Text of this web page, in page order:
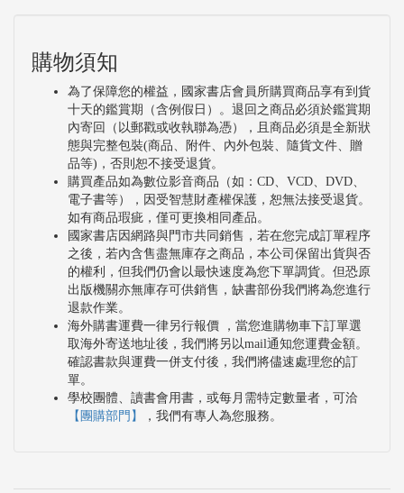
購物須知
為了保障您的權益，國家書店會員所購買商品享有到貨
十天的鑑賞期（含例假日）。退回之商品必須於鑑賞期
內寄回（以郵戳或收執聯為憑），且商品必須是全新狀
態與完整包裝(商品、附件、內外包裝、隨貨文件、贈
品等)，否則恕不接受退貨。
購買產品如為數位影音商品（如：CD、VCD、DVD、
電子書等），因受智慧財產權保護，恕無法接受退貨。
如有商品瑕疵，僅可更換相同產品。
國家書店因網路與門市共同銷售，若在您完成訂單程序
之後，若內含售盡無庫存之商品，本公司保留出貨與否
的權利，但我們仍會以最快速度為您下單調貨。但恐原
出版機關亦無庫存可供銷售，缺書部份我們將為您進行
退款作業。
海外購書運費一律另行報價 ，當您進購物車下訂單選
取海外寄送地址後，我們將另以mail通知您運費金額。
確認書款與運費一併支付後，我們將儘速處理您的訂
單。
學校團體、讀書會用書，或每月需特定數量者，可洽
【團購部門】
，我們有專人為您服務。